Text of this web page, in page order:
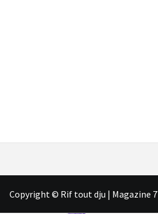
Copyright © Rif tout dju | Magazine 7